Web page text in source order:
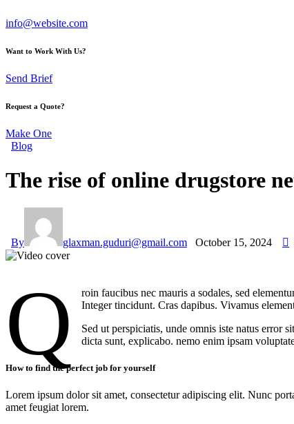
info@website.com
Want to Work With Us?
Send Brief
Request a Quote?
Make One
Blog
The rise of online drugstore
By glaxman.guduri@gmail.com October 15, 2024
Q
roin faucibus nec mauris a sodales, sed
Integer tincidunt. Cras dapibus. Vivamus
Sed ut perspiciatis, unde omnis iste natus error
dicta sunt, explicabo. nemo enim ipsam
How to find the perfect job for yourself
Lorem ipsum dolor sit amet, consectetur adipiscing elit. Nunc
amet feugiat lorem.